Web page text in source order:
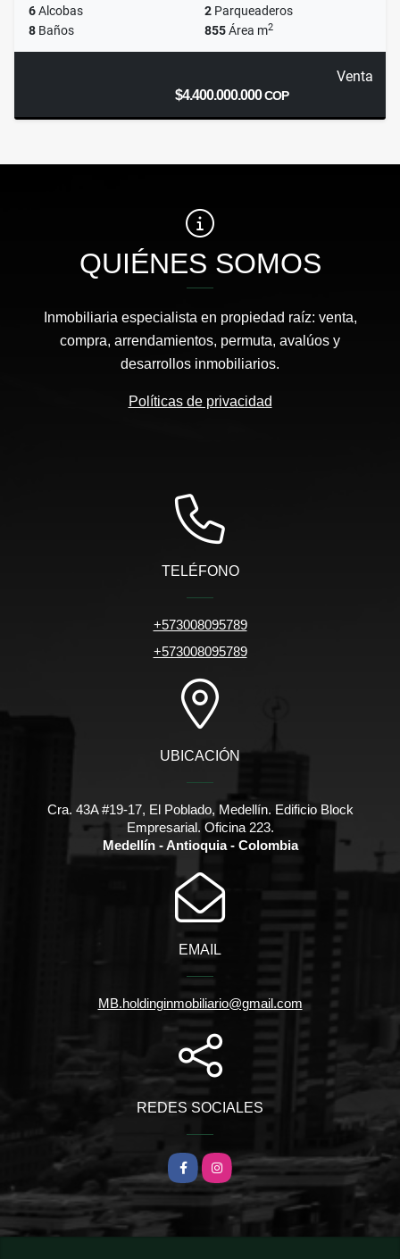
6Alcobas 2 Parqueaderos
8 Baños 855Área m2
Venta
$4.400.000.000COP
QUIÉNES SOMOS
Inmobiliaria especialista en propiedad raíz: venta,
compra, arrendamientos, permuta, avalúos y
desarrollos inmobiliarios.
Políticas de privacidad
TELÉFONO
+573008095789
+573008095789
UBICACIÓN
Cra. 43A #19-17, El Poblado, Medellín. Edificio Block
Empresarial. Oficina 223.
Medellín - Antioquia - Colombia
EMAIL
MB.holdinginmobiliario@gmail.com
REDES SOCIALES
FacebookInstagram